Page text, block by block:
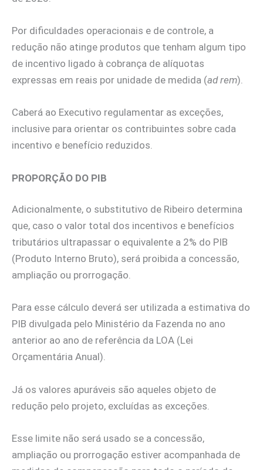
Por dificuldades operacionais e de controle, a
redução não atinge produtos que tenham algum tipo
de incentivo ligado à cobrança de alíquotas
expressas em reais por unidade de medida (ad rem).
Caberá ao Executivo regulamentar as exceções,
inclusive para orientar os contribuintes sobre cada
incentivo e benefício reduzidos.
PROPORÇÃO DO PIB
Adicionalmente, o substitutivo de Ribeiro determina
que, caso o valor total dos incentivos e benefícios
tributários ultrapassar o equivalente a 2% do PIB
(Produto Interno Bruto), será proibida a concessão,
ampliação ou prorrogação.
Para esse cálculo deverá ser utilizada a estimativa do
PIB divulgada pelo Ministério da Fazenda no ano
anterior ao ano de referência da LOA (Lei
Orçamentária Anual).
Já os valores apuráveis são aqueles objeto de
redução pelo projeto, excluídas as exceções.
Esse limite não será usado se a concessão,
ampliação ou prorrogação estiver acompanhada de